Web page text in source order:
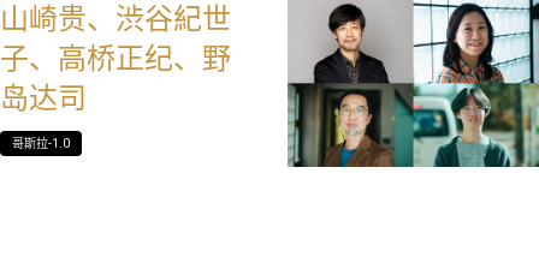
山崎贵、渋谷紀世
子、高桥正纪、野
岛达司
哥斯拉-1.0